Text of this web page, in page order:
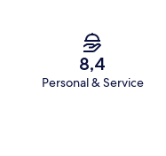
8,4
Personal & Service